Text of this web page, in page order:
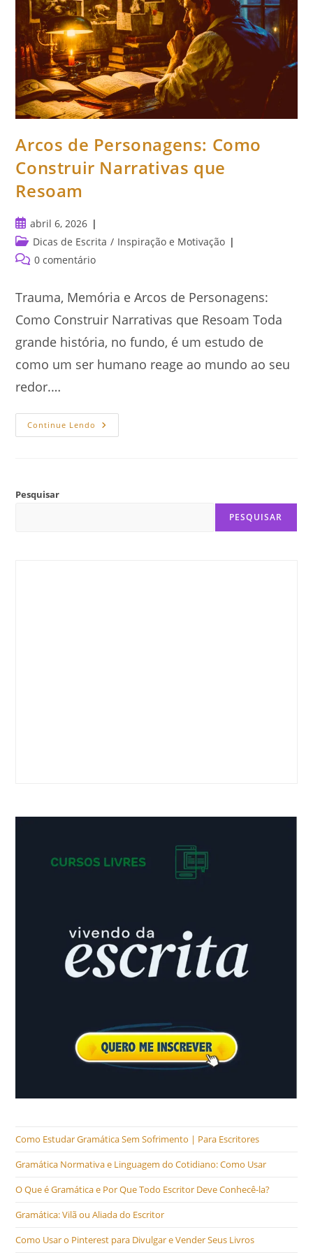
Arcos de Personagens: Como
Construir Narrativas que
Resoam
Post
publicado:
abril 6, 2026
Categoria
do
Dicas de Escrita / Inspiração e Motivação
Comentários
0 comentário
Trauma, Memória e Arcos de Personagens:
Como Construir Narrativas que Resoam Toda
grande história, no fundo, é um estudo de
como um ser humano reage ao mundo ao seu
redor.…
Continue Lendo Arcos
De
Pesquisar
PESQUISAR
Como Estudar Gramática Sem Sofrimento | Para Escritores
Gramática Normativa e Linguagem do Cotidiano: Como Usar
O Que é Gramática e Por Que Todo Escritor Deve Conhecê-la?
Gramática: Vilã ou Aliada do Escritor
Como Usar o Pinterest para Divulgar e Vender Seus Livros